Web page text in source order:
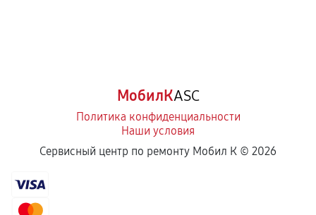
МобилКASC
Политика конфиденциальности
Наши условия
Сервисный центр по ремонту Мобил К © 2026